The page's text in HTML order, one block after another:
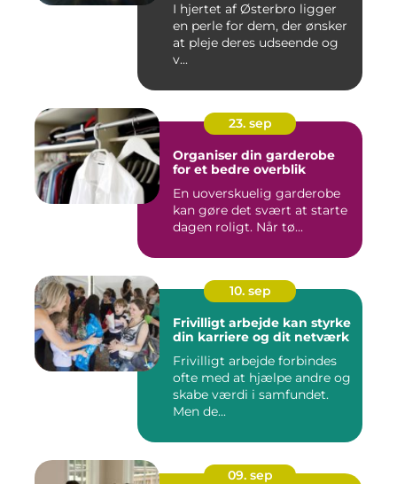
I hjertet af Østerbro ligger
en perle for dem, der ønsker
at pleje deres udseende og
v...
23. sep
Organiser din garderobe
for et bedre overblik
En uoverskuelig garderobe
kan gøre det svært at starte
dagen roligt. Når tø...
10. sep
Frivilligt arbejde kan styrke
din karriere og dit netværk
Frivilligt arbejde forbindes
ofte med at hjælpe andre og
skabe værdi i samfundet.
Men de...
09. sep